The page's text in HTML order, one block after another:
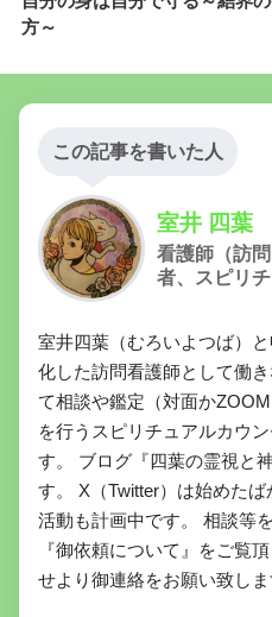
方～
この記事を書いた人
室井 四葉
看護師（訪
者、スピリ
室井四葉（むろいよつば）
化した訪問看護師として働
て相談や鑑定（対面か
を行うスピリチュアルカウ
す。 ブログ『四葉の霊視と
す。 X（Twitter）は始めた
活動も計画中です。 相談等
『御依頼について』をご覧
せより御連絡をお願い致しま